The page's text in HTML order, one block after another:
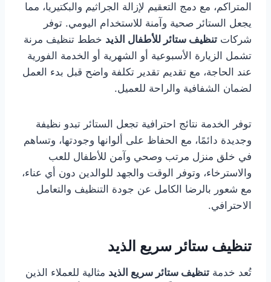
المتراكم، مع دمج التعقيم لإزالة الجراثيم والبكتيريا، مما
يجعل الستائر صحية وآمنة للاستخدام اليومي. توفر
شركات تنظيف ستائر للأطفال الذيد خطط تنظيف مرنة
تشمل الزيارة الأسبوعية أو الشهرية أو الخدمة الفورية
عند الحاجة، مع تقديم تقدير تكلفة واضح قبل بدء العمل
لضمان الشفافية والراحة للعميل.
توفر الخدمة نتائج احترافية تجعل الستائر تبدو نظيفة
وجديدة دائمًا، مع الحفاظ على ألوانها وجودتها، وتساهم
في خلق منزل مرتب وصحي وآمن للأطفال للعب
والاسترخاء، وتوفر الوقت والجهد للوالدين دون أي عناء،
مع شعور بالرضا الكامل عن جودة التنظيف والتعامل
الاحترافي.
تنظيف ستائر سريع الذيد
تُعد خدمة تنظيف ستائر سريع الذيد مثالية للعملاء الذين